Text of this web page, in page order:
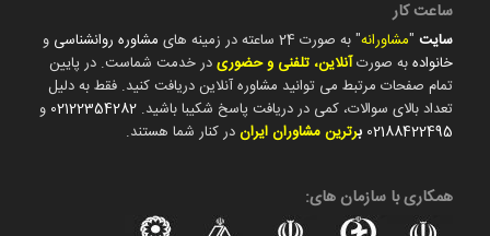
ساعت کار
سایت"مشاورانه" به صورت 24 ساعته در زمینه های مشاوره روانشناسی و
خانوادهبه صورتآنلاین، تلفنی و حضوریدر خدمت شماست. در پایین
تمام صفحات مرتبط می توانید مشاوره آنلاین دریافت کنید. فقط به دلیل
تعداد بالای سوالات، کمی در دریافت پاسخ شکیبا باشید. 02122354282 و
02188422495 برترین مشاوران ایراندر کنار شما هستند.
همکاری با سازمان های: